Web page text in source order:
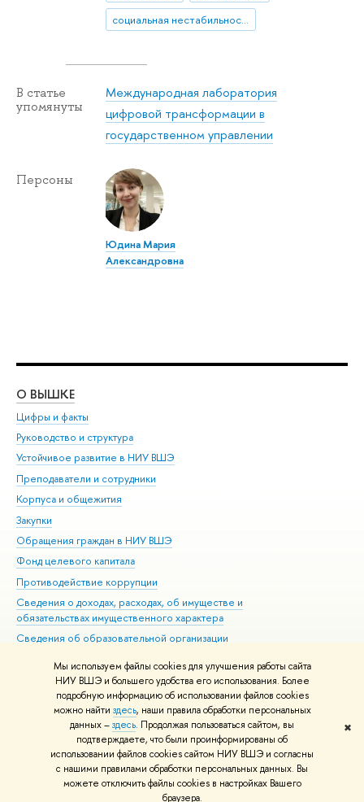
Мы используем файлы cookies для улучшения работы сайта
НИУ ВШЭ и большего удобства его использования. Более
подробную информацию об использовании файлов cookies
можно найти здесь, наши правила обработки персональных
данных –здесь. Продолжая пользоваться сайтом, вы
подтверждаете, что были проинформированы об
использовании файлов cookies сайтом НИУ ВШЭ и согласны
с нашими правилами обработки персональных данных. Вы
можете отключить файлы cookies в настройках Вашего
браузера.
✖
социальная нестабильность
В статье
упомянуты
Международная лаборатория
цифровой трансформации в
государственном управлении
Персоны
Юдина Мария
Александровна
О ВЫШКЕ
Цифры и факты
Руководство и структура
Устойчивое развитие в НИУ ВШЭ
Преподаватели и сотрудники
Корпуса и общежития
Закупки
Обращения граждан в НИУ ВШЭ
Фонд целевого капитала
Противодействие коррупции
Сведения о доходах, расходах, об имуществе и
обязательствах имущественного характера
Сведения об образовательной организации
Людям с ограниченными возможностями здоровья
Единая платежная страница
Работа в Вышке
© НИУ ВШЭ 1993–2026 Адреса и контакты Условия использования
материалов Политика конфиденциальности Карта сайта
Шрифты HSE Sans и HSE Slab разработаны вШколе дизайна НИУ ВШЭ